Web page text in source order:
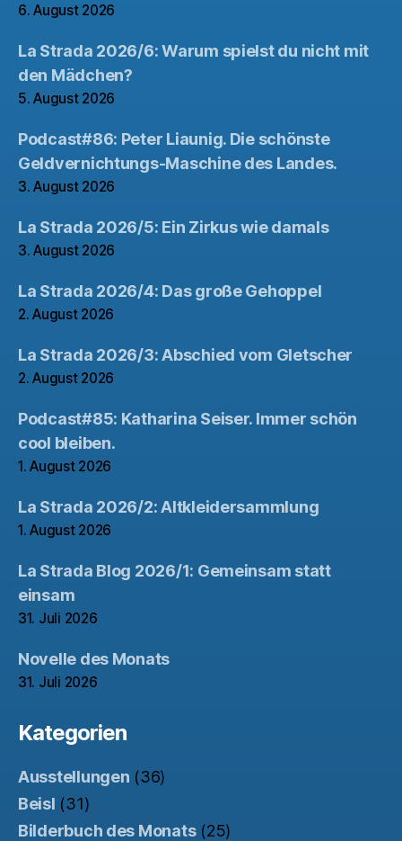
6. August 2026
La Strada 2026/6: Warum spielst du nicht mit
den Mädchen?
5. August 2026
Podcast#86: Peter Liaunig. Die schönste
Geldvernichtungs-Maschine des Landes.
3. August 2026
La Strada 2026/5: Ein Zirkus wie damals
3. August 2026
La Strada 2026/4: Das große Gehoppel
2. August 2026
La Strada 2026/3: Abschied vom Gletscher
2. August 2026
Podcast#85: Katharina Seiser. Immer schön
cool bleiben.
1. August 2026
La Strada 2026/2: Altkleidersammlung
1. August 2026
La Strada Blog 2026/1: Gemeinsam statt
einsam
31. Juli 2026
Novelle des Monats
31. Juli 2026
Kategorien
Ausstellungen (36)
Beisl (31)
Bilderbuch des Monats(25)